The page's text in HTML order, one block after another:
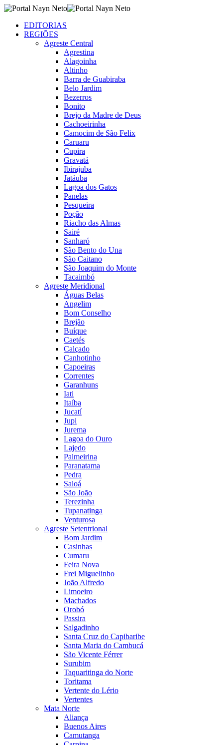
EDITORIAS
REGIÕES
Agreste Central
Agrestina
Alagoinha
Altinho
Barra de Guabiraba
Belo Jardim
Bezerros
Bonito
Brejo da Madre de Deus
Cachoeirinha
Camocim de São Felix
Caruaru
Cupira
Gravatá
Ibirajuba
Jatáuba
Lagoa dos Gatos
Panelas
Pesqueira
Poção
Riacho das Almas
Sairé
Sanharó
São Bento do Una
São Caitano
São Joaquim do Monte
Tacaimbó
Agreste Meridional
Águas Belas
Angelim
Bom Conselho
Brejão
Buíque
Caetés
Calçado
Canhotinho
Capoeiras
Correntes
Garanhuns
Iati
Itaíba
Jucatí
Jupi
Jurema
Lagoa do Ouro
Lajedo
Palmeirina
Paranatama
Pedra
Saloá
São João
Terezinha
Tupanatinga
Venturosa
Agreste Setentrional
Bom Jardim
Casinhas
Cumaru
Feira Nova
Frei Miguelinho
João Alfredo
Limoeiro
Machados
Orobó
Passira
Salgadinho
Santa Cruz do Capibaribe
Santa Maria do Cambucá
São Vicente Férrer
Surubim
Taquaritinga do Norte
Toritama
Vertente do Lério
Vertentes
Mata Norte
Aliança
Buenos Aires
Camutanga